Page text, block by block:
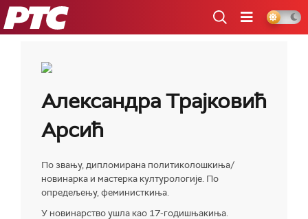
РТС
Александра Трајковић
Арсић
По звању, дипломирана политиколошкиња/
новинарка и мастерка културологије. По
опредељењу, феминисткиња.
У новинарство ушла као 17-годишњакиња.